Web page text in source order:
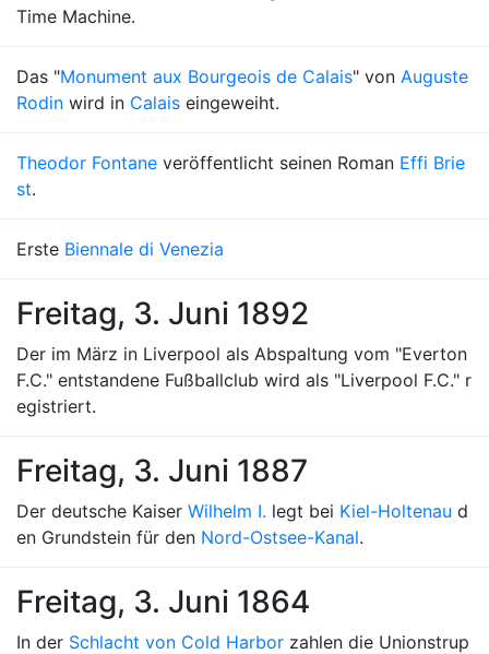
Time Machine.
Das "Monument aux Bourgeois de Calais" von Auguste
Rodin wird in Calais eingeweiht.
Theodor Fontane veröffentlicht seinen Roman Effi Brie
st.
Erste Biennale di Venezia
Freitag, 3. Juni 1892
Der im März in Liverpool als Abspaltung vom "Everton
F.C." entstandene Fußballclub wird als "Liverpool F.C." r
egistriert.
Freitag, 3. Juni 1887
Der deutsche Kaiser Wilhelm I. legt bei Kiel-Holtenau d
en Grundstein für den Nord-Ostsee-Kanal.
Freitag, 3. Juni 1864
In der Schlacht von Cold Harbor zahlen die Unionstrup